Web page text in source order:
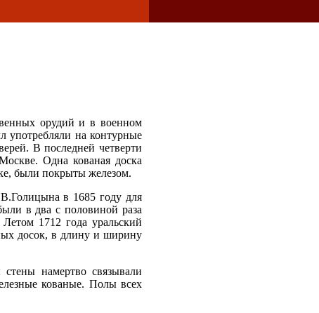
орудий и в военном
употребляли на контурные
В последней четверти
Одна кованая доска
были покрыты железом.
в 1685 году для
в два с половиной раза
1712 года уральский
досок, в длину и ширину
намертво связывали
кованые. Полы всех